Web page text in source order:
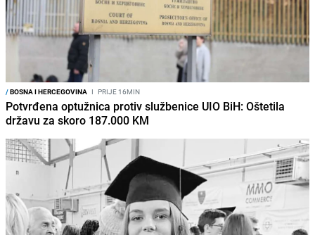
/BOSNA I HERCEGOVINA I PRIJE 16MIN
Potvrđena optužnica protiv službenice UIO BiH: Oštetila
državu za skoro 187.000 KM